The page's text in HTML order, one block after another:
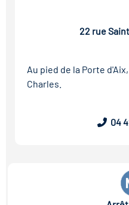
22 rue
Au pied de la Porte
Charles.
04